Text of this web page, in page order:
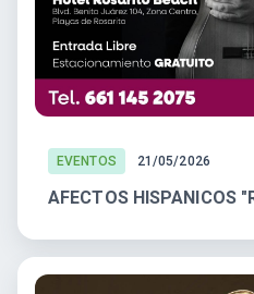
EVENTOS 21/05/2026
AFECTOS HISPANICOS